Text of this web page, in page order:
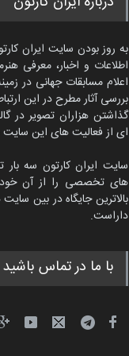
به روز بودن سایت ایران
اطلاعات و اخبار، معرفی
اعلام مسابقات جهانی در
بررسی آثار مطرح در این
گذاشتن هزاران تصویر در
ای از فعالیت های این
سایت ایران کارتون سه
های تخصصی را از آن
بالاترین جایگاه در بین
داراست.
با ما در تماس باشید
امین الحباره از
کاریکاتور